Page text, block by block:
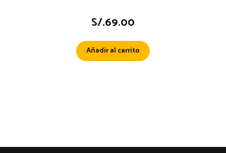
S/.69.00
Añadir al carrito